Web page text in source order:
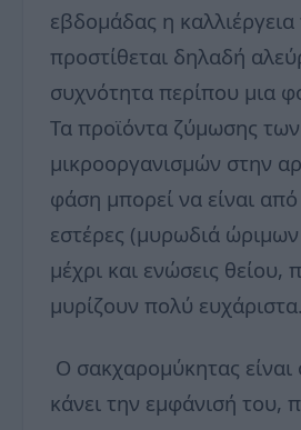
εβδομάδας η καλλιέργεια
προστίθεται δηλαδή
συχνότητα περίπου μια
Τα προϊόντα ζύμωσης των
μικροοργανισμών στην
φάση μπορεί να είναι
εστέρες (μυρωδιά
μέχρι και ενώσεις θείου,
μυρίζουν πολύ ευχάριστα.
Ο σακχαρομύκητας
κάνει την εμφάνισή του,